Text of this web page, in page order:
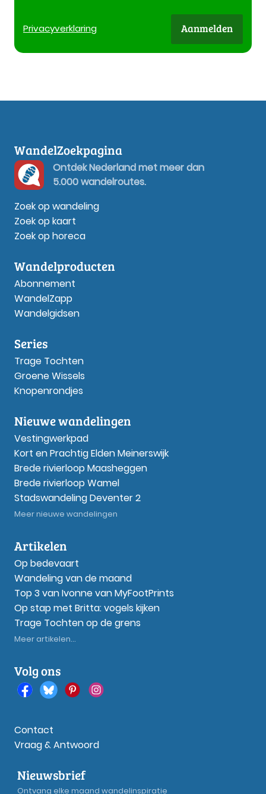
Privacyverklaring Aanmelden
WandelZoekpagina
Ontdek Nederland met meer dan
5.000 wandelroutes.
Zoek op wandeling
Zoek op kaart
Zoek op horeca
Wandelproducten
Abonnement
WandelZapp
Wandelgidsen
Series
Trage Tochten
Groene Wissels
Knopenrondjes
Nieuwe wandelingen
Vestingwerkpad
Kort en Prachtig Elden Meinerswijk
Brede rivierloop Maasheggen
Brede rivierloop Wamel
Stadswandeling Deventer 2
Meer nieuwe wandelingen
Artikelen
Op bedevaart
Wandeling van de maand
Top 3 van Ivonne van MyFootPrints
Op stap met Britta: vogels kijken
Trage Tochten op de grens
Meer artikelen...
Volg ons
Contact
Vraag & Antwoord
Nieuwsbrief
Ontvang elke maand wandelinspiratie